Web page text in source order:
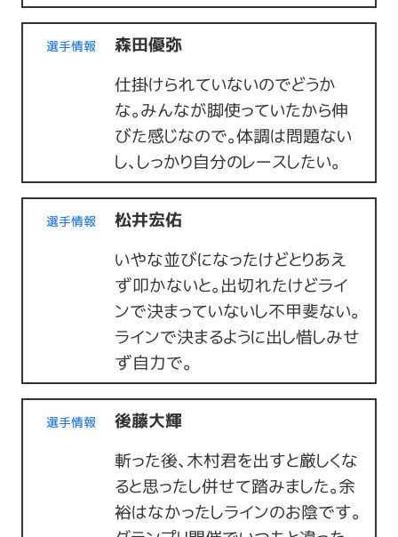
選手情報
森田優弥
仕掛けられていないのでどうか
な。みんなが脚使っていたから伸
びた感じなので。体調は問題ない
し、しっかり自分のレースしたい。
選手情報
松井宏佑
いやな並びになったけどとりあえ
ず叩かないと。出切れたけどライ
ンで決まっていないし不甲斐ない。
ラインで決まるように出し惜しみせ
ず自力で。
選手情報
後藤大輝
斬った後、木村君を出すと厳しくな
ると思ったし併せて踏みました。余
裕はなかったしラインのお陰です。